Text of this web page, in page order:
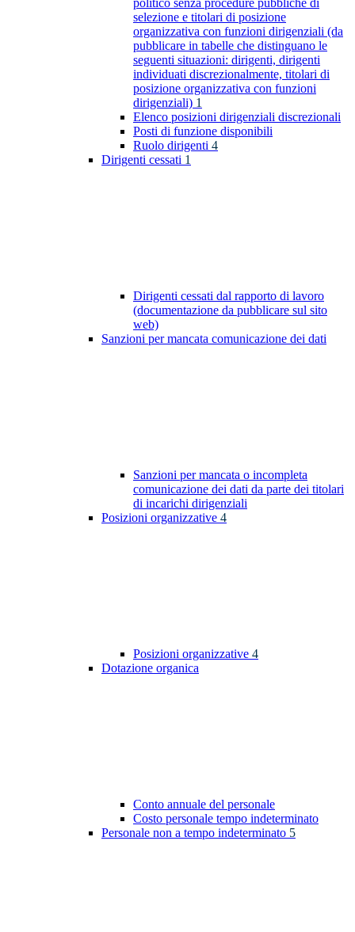
politico senza procedure pubbliche di
selezione e titolari di posizione
organizzativa con funzioni dirigenziali (da
pubblicare in tabelle che distinguano le
seguenti situazioni: dirigenti, dirigenti
individuati discrezionalmente, titolari di
posizione organizzativa con funzioni
dirigenziali) 1
Elenco posizioni dirigenziali discrezionali
Posti di funzione disponibili
Ruolo dirigenti 4
Dirigenti cessati 1
Dirigenti cessati dal rapporto di lavoro
(documentazione da pubblicare sul sito
web)
Sanzioni per mancata comunicazione dei dati
Sanzioni per mancata o incompleta
comunicazione dei dati da parte dei titolari
di incarichi dirigenziali
Posizioni organizzative 4
Posizioni organizzative 4
Dotazione organica
Conto annuale del personale
Costo personale tempo indeterminato
Personale non a tempo indeterminato 5